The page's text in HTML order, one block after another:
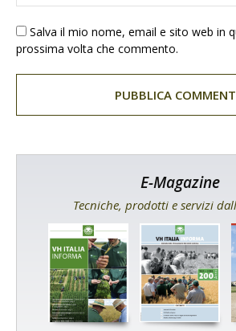
Salva il mio nome, email e sito web in
prossima volta che commento.
E-Magazine
Tecniche, prodotti e servizi